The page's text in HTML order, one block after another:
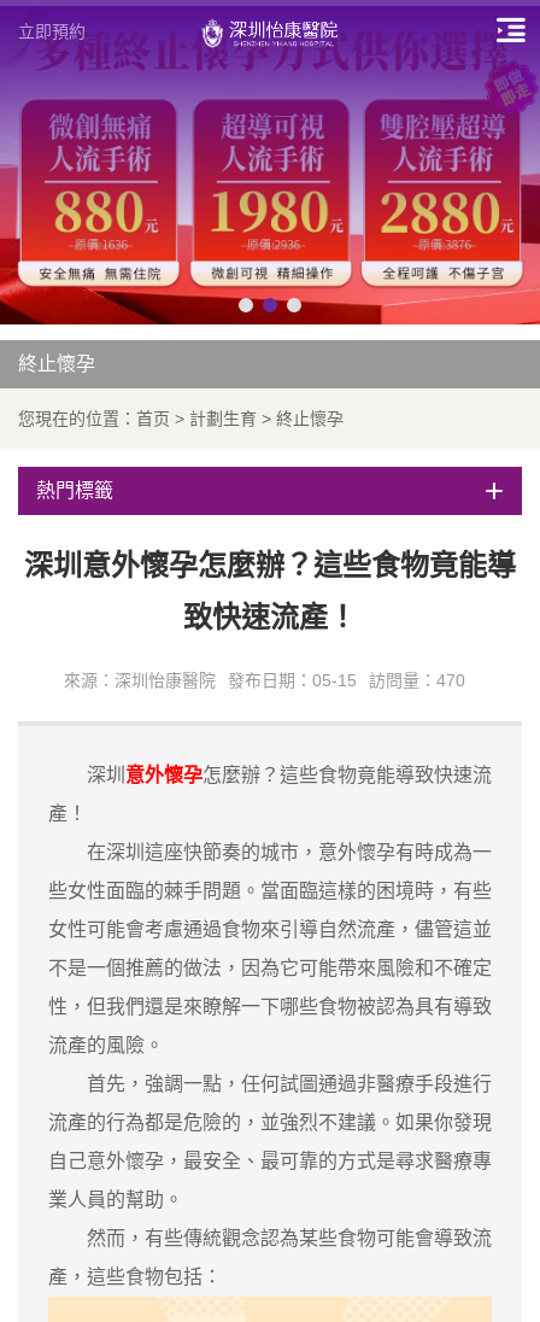
立即預約
終止懷孕
您現在的位置： 首页 > 計劃生育 > 終止懷孕
熱門標籤
深圳意外懷孕怎麼辦？這些食物竟能導
致快速流產！
來源：深圳怡康醫院 發布日期：05-15 訪問量：470
深圳 意外懷孕怎麼辦？這些食物竟能導致快速流
產！
在深圳這座快節奏的城市，意外懷孕有時成為一
些女性面臨的棘手問題。當面臨這樣的困境時，有些
女性可能會考慮通過食物來引導自然流產，儘管這並
不是一個推薦的做法，因為它可能帶來風險和不確定
性，但我們還是來瞭解一下哪些食物被認為具有導致
流產的風險。
首先，強調一點，任何試圖通過非醫療手段進行
流產的行為都是危險的，並強烈不建議。如果你發現
自己意外懷孕，最安全、最可靠的方式是尋求醫療專
業人員的幫助。
然而，有些傳統觀念認為某些食物可能會導致流
產，這些食物包括：